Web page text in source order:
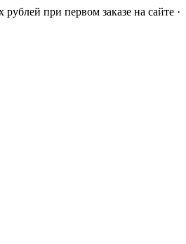
рублей при первом заказе на сайте ·